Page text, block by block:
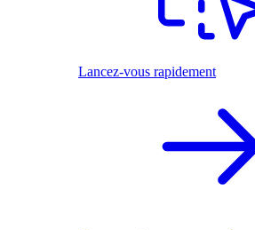
Lancez-vous rapidement